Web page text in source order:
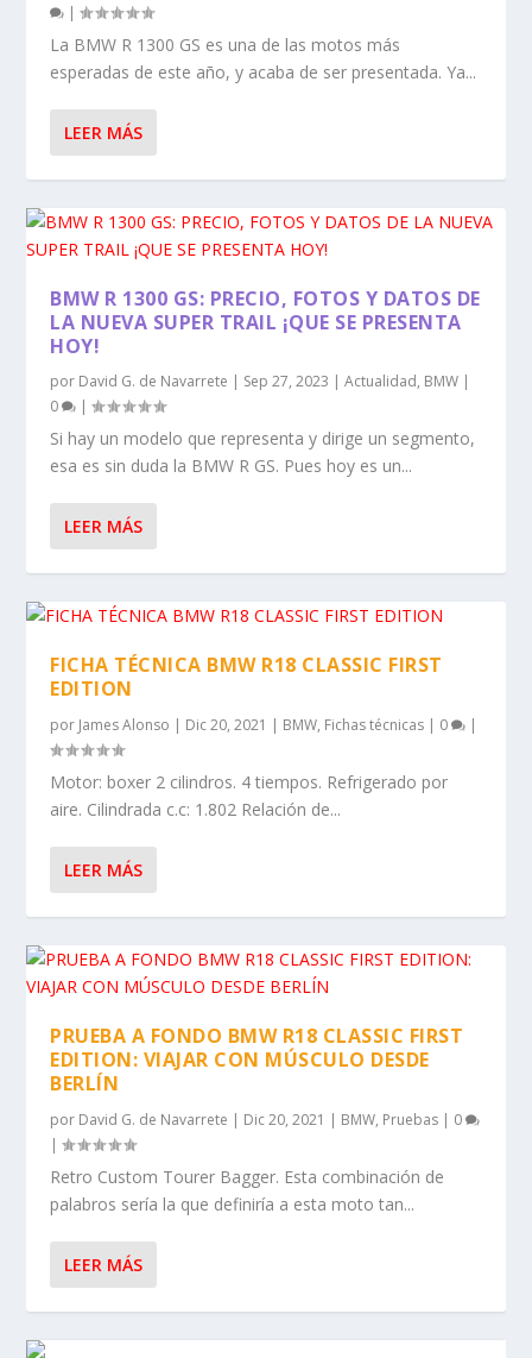
|
La BMW R 1300 GS es una de las motos más
esperadas de este año, y acaba de ser presentada. Ya...
LEER MÁS
BMW R 1300 GS: PRECIO, FOTOS Y DATOS DE
LA NUEVA SUPER TRAIL ¡QUE SE PRESENTA
HOY!
por David G. de Navarrete | Sep 27, 2023 |Actualidad, BMW |
0
|
Si hay un modelo que representa y dirige un segmento,
esa es sin duda la BMW R GS. Pues hoy es un...
LEER MÁS
FICHA TÉCNICA BMW R18 CLASSIC FIRST
EDITION
por James Alonso | Dic 20, 2021 | BMW, Fichas técnicas | 0 |
Motor: boxer 2 cilindros. 4 tiempos. Refrigerado por
aire. Cilindrada c.c: 1.802 Relación de...
LEER MÁS
PRUEBA A FONDO BMW R18 CLASSIC FIRST
EDITION: VIAJAR CON MÚSCULO DESDE
BERLÍN
por David G. de Navarrete | Dic 20, 2021 | BMW, Pruebas | 0
|
Retro Custom Tourer Bagger. Esta combinación de
palabros sería la que definiría a esta moto tan...
LEER MÁS